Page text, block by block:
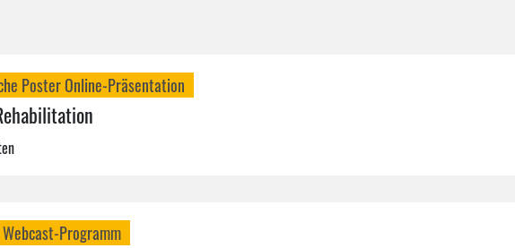
Poster Online-Präsentation
Programm